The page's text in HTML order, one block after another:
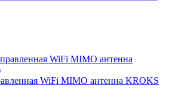
WiFi MIMO антенна KROKS